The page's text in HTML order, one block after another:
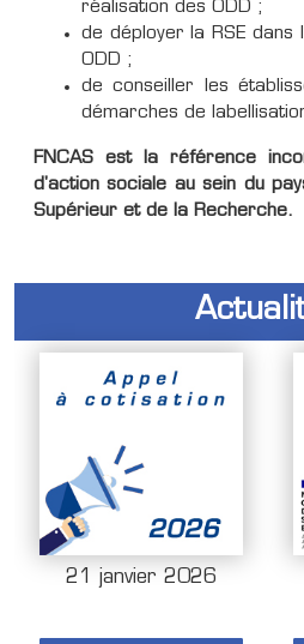
réalisation des ODD ;
de déployer la RSE dans
ODD ;
de conseiller les
démarches de
FNCAS est la référence
d'action sociale au sein du
Supérieur et de la Recherche.
21 janvier 2026